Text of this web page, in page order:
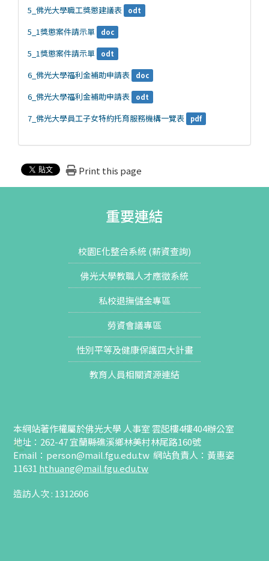
5_佛光大學職工獎懲建議表 odt
5_1獎懲案件請示單 doc
5_1獎懲案件請示單 odt
6_佛光大學福利金補助申請表 doc
6_佛光大學福利金補助申請表 odt
7_佛光大學員工子女特約托育服務機構一覽表 pdf
Print this page
重要連結
校園E化整合系統 (薪資查詢)
佛光大學教職人才應徵系統
私校退撫儲金專區
勞資會議專區
性別平等及健康保護四大計畫
教育人員相關資源連結
本網站著作權屬於佛光大學 人事室 雲起樓4樓404辦公室
地址：262-47 宜蘭縣礁溪鄉林美村林尾路160號
Email： person@mail.fgu.edu.tw 網站負責人：黃惠姿
11631 hthuang@mail.fgu.edu.tw
造訪人次 : 1312606